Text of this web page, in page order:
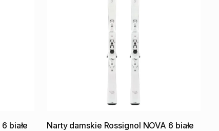
6 białe
Narty damskie Rossignol NOVA 6 białe